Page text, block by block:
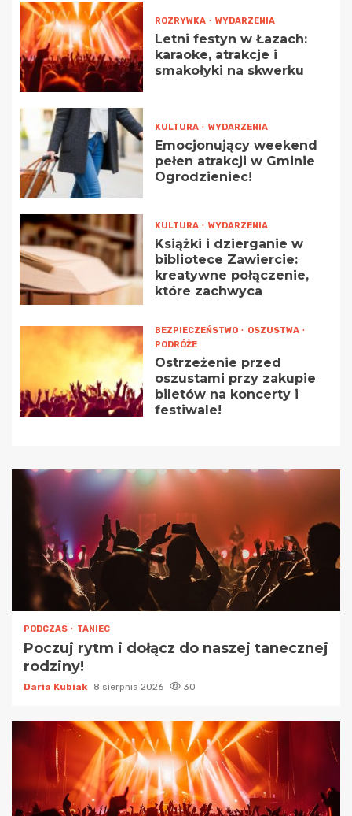
ROZRYWKA WYDARZENIA
Letni festyn w Łazach:
karaoke, atrakcje i
smakołyki na skwerku
KULTURA WYDARZENIA
Emocjonujący weekend
pełen atrakcji w Gminie
Ogrodzieniec!
KULTURA WYDARZENIA
Książki i dzierganie w
bibliotece Zawiercie:
kreatywne połączenie,
które zachwyca
BEZPIECZEŃSTWO
OSZUSTWA
PODRÓŻE
Ostrzeżenie przed
oszustami przy zakupie
biletów na koncerty i
festiwale!
PODCZAS TANIEC
Poczuj rytm i dołącz do naszej tanecznej
rodziny!
Daria Kubiak 8 sierpnia 2026 30